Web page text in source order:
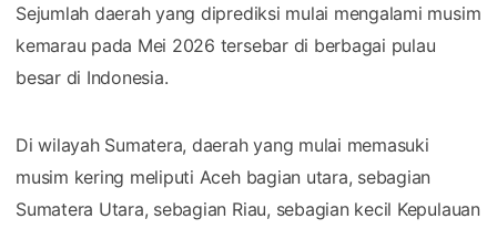
Sejumlah daerah yang diprediksi mulai mengalami musim
kemarau pada Mei 2026 tersebar di berbagai pulau
besar di Indonesia.
Di wilayah Sumatera, daerah yang mulai memasuki
musim kering meliputi Aceh bagian utara, sebagian
Sumatera Utara, sebagian Riau, sebagian kecil Kepulauan